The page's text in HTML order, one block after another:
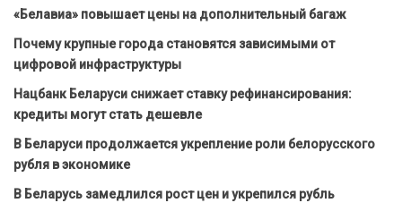
«Белавиа» повышает цены на дополнительный багаж
Почему крупные города становятся зависимыми от
цифровой инфраструктуры
Нацбанк Беларуси снижает ставку рефинансирования:
кредиты могут стать дешевле
В Беларуси продолжается укрепление роли белорусского
рубля в экономике
В Беларусь замедлился рост цен и укрепился рубль